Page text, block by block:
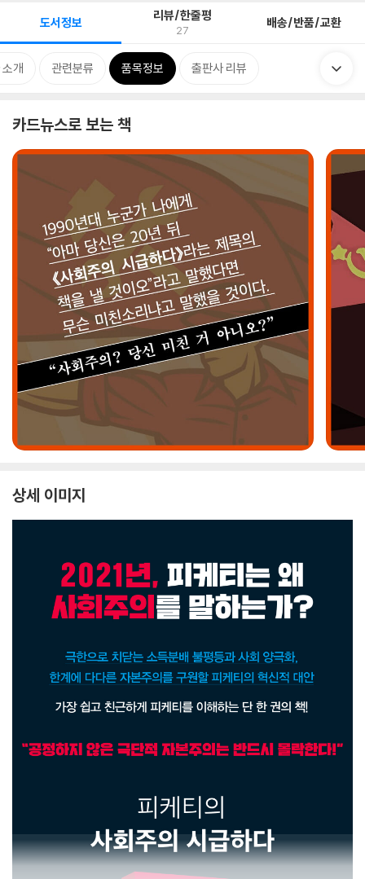
도서정보 리뷰/한줄평
27 배송/반품/교환
개 관련분류 품목정보 출판사 리뷰
카드뉴스로 보는 책
상세 이미지